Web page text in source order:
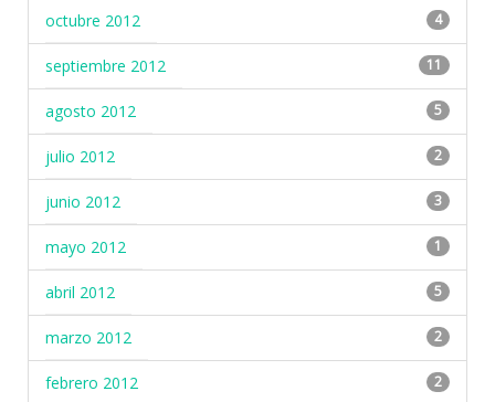
octubre 2012 4
septiembre 2012 11
agosto 2012 5
julio 2012 2
junio 2012 3
mayo 2012 1
abril 2012 5
marzo 2012 2
febrero 2012 2